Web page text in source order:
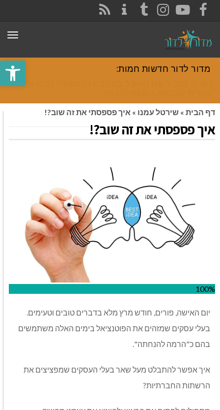
פתח
FACEBOOK
YOUTUBE
INSTAGRAM
TUMBLR
מדור לדור חדשות חמות:
רוצים להכיר את האוכל במטבח הצרפתי? דברו איתי
דף הבית » שירטל עמנו » איך פספסתי את זה שוב?!
איך פספסתי את זה שוב?!
100%
יום האישה, פורים, חודש מרץ מלא בדברים טובים וטעימים.
בעלי עסקים שמזהים את הפוטנציאל בימים האלה משתמשים
בהם כ"הרמה להנחתה".
איך אפשר להתבלט מעל שאר בעלי העסקים שמפציצים את
הרשתות החברתיות?